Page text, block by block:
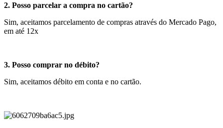
2. Posso parcelar a compra no cartão?
Sim, aceitamos parcelamento de compras através do Mercado Pago,
em até 12x
3. Posso comprar no débito?
Sim, aceitamos débito em conta e no cartão.